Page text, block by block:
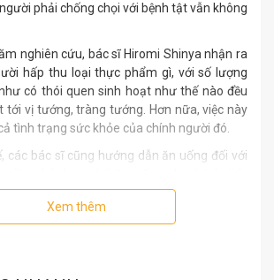
phải chống chọi với bệnh tật vẫn không
nghiên cứu, bác sĩ Hiromi Shinya nhận ra
hấp thu loại thực phẩm gì, với số lượng
có thói quen sinh hoạt như thế nào đều
tới vị tướng, tràng tướng. Hơn nữa, việc này
tình trạng sức khỏe của chính người đó.
các bác sĩ cũng hướng dẫn ăn uống đối với
những hướng dẫn đó chỉ giúp bệnh tình
Không quá lời khi nói rằng cho đến nay,
Xem thêm